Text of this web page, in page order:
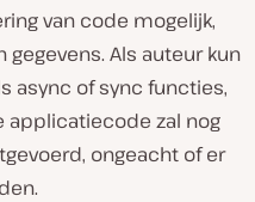
van code mogelijk,
Als auteur kun
async of sync functies,
applicatiecode zal nog
ongeacht of er